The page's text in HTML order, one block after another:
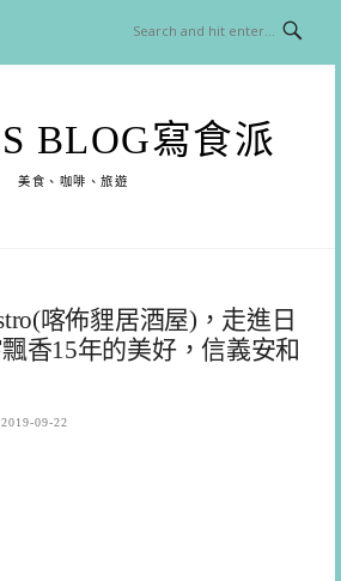
BLOG寫食派
美食、咖啡、旅遊
喀佈貍居酒屋)，走進日
香15年的美好，信義安和
2019-09-22